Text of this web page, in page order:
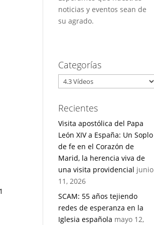
noticias y eventos sean de
su agrado.
Categorías
Categorías
Recientes
Visita apostólica del Papa
León XIV a España: Un Soplo
de fe en el Corazón de
Marid, la herencia viva de
una visita providencial junio
11, 2026
SCAM: 55 años tejiendo
redes de esperanza en la
Iglesia española mayo 12,